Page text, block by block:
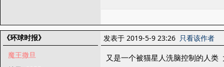
《环球时报》
魔王撒旦
发表于 2019-5-9 23:26 只看该作者
又是一个被猫星人洗脑控制的人